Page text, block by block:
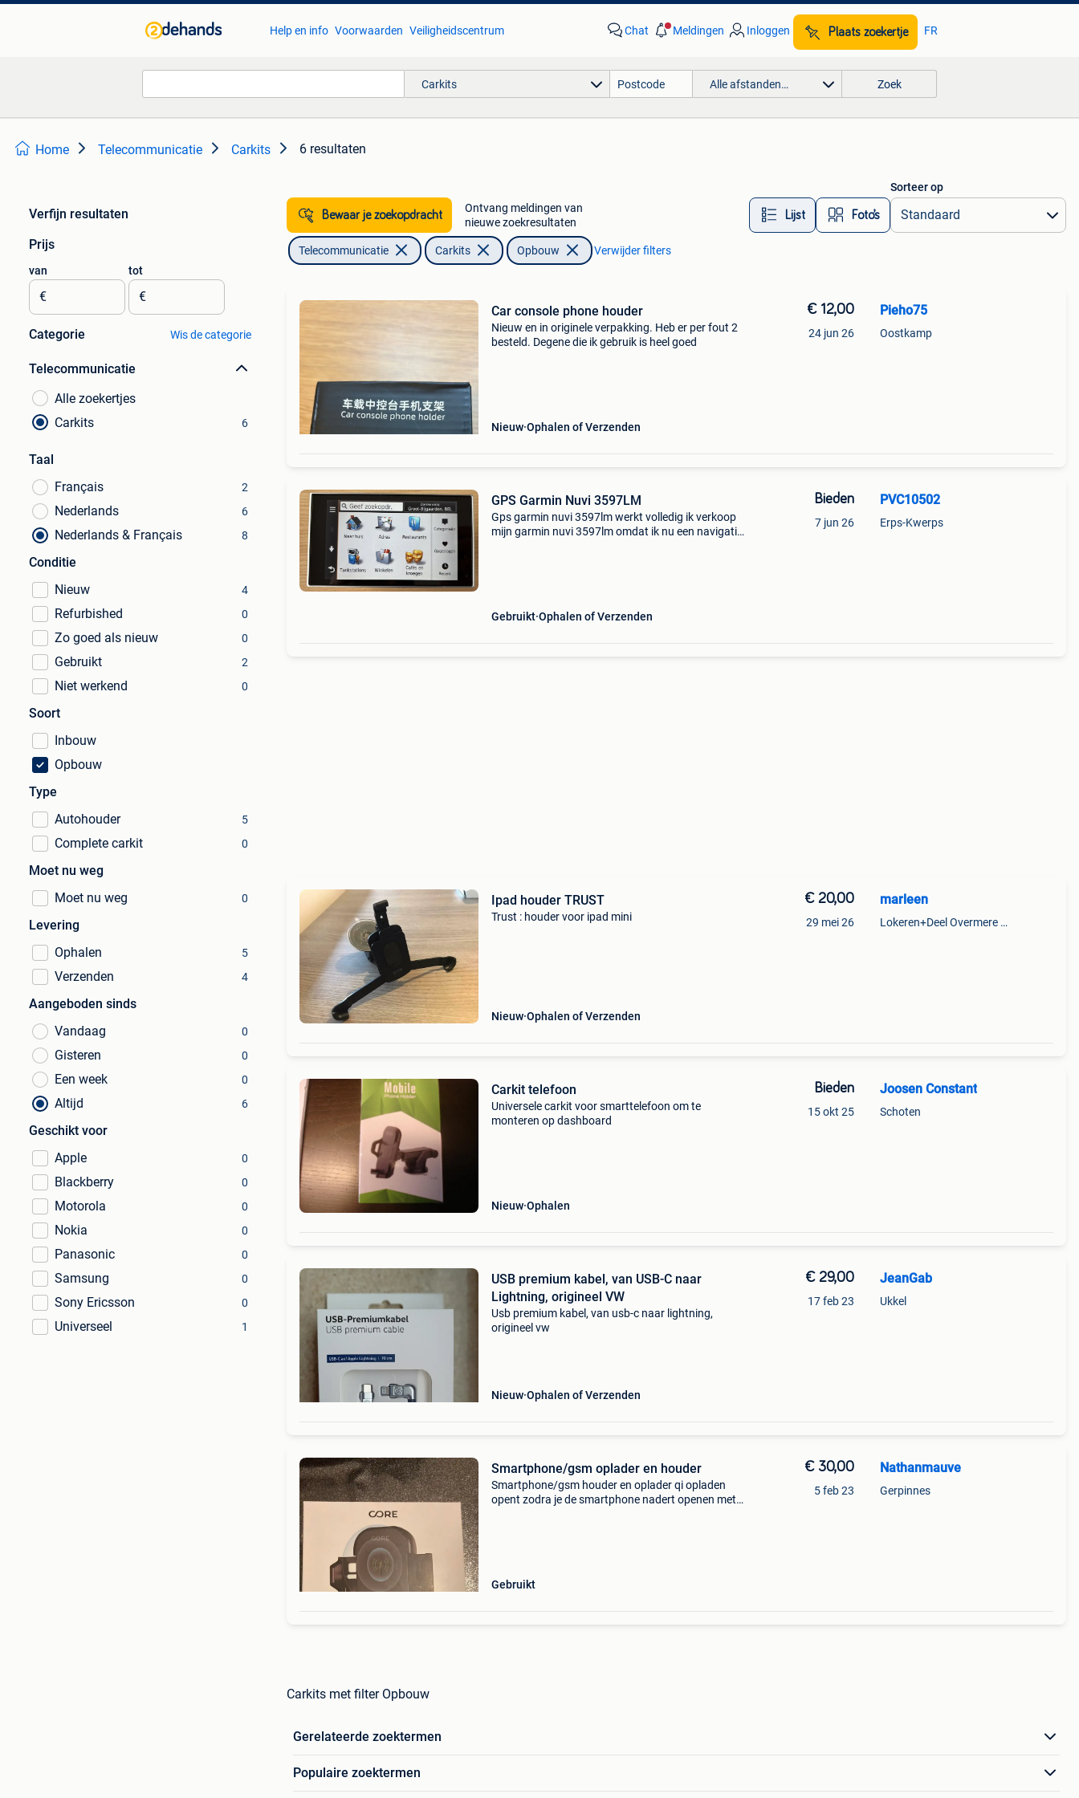
Help en info Voorwaarden Veiligheidscentrum Chat Meldingen Inloggen Plaats zoekertje FR
Carkits Alle afstanden… Zoek
Home Telecommunicatie Carkits 6 resultaten
Verfijn resultaten
Prijs
van
€
tot
€
Categorie Wis de categorie
Telecommunicatie
Alle zoekertjes
Carkits
6
Taal
Français
2
Nederlands 6
Nederlands & Français 8
Conditie
Nieuw
4
Refurbished 0
Zo goed als nieuw 0
Gebruikt 2
Niet werkend 0
Soort
Inbouw
Opbouw
Type
Autohouder
5
Complete carkit 0
Moet nu weg
Moet nu weg
0
Levering
Ophalen
5
Verzenden 4
Aangeboden sinds
Vandaag
0
Gisteren 0
Een week 0
Altijd 6
Geschikt voor
Apple
0
Blackberry 0
Motorola 0
Nokia 0
Panasonic 0
Samsung 0
Sony Ericsson 0
Universeel 1
Bewaar je zoekopdracht
Ontvang meldingen van
nieuwe zoekresultaten
Lijst Foto’s
Sorteer op
Telecommunicatie Carkits Opbouw Verwijder filters
Car console phone houder
Nieuw en in originele verpakking. Heb er per fout 2
besteld. Degene die ik gebruik is heel goed
Nieuw Ophalen of Verzenden
€ 12,00
24 jun 26
Pieho75
Oostkamp
GPS Garmin Nuvi 3597LM
Gps garmin nuvi 3597lm werkt volledig ik verkoop
mijn garmin nuvi 3597lm omdat ik nu een navigatie
Gebruikt Ophalen of Verzenden
Bieden
7 jun 26
PVC10502
Erps-Kwerps
Ipad houder TRUST
Trust : houder voor ipad mini
Nieuw Ophalen of Verzenden
€ 20,00
29 mei 26
marleen
Lokeren+Deel Overmere En Zele
Carkit telefoon
Universele carkit voor smarttelefoon om te
monteren op dashboard
Nieuw Ophalen
Bieden
15 okt 25
Joosen Constant
Schoten
USB premium kabel, van USB-C naar
Lightning, origineel VW
Usb premium kabel, van usb-c naar lightning,
origineel vw
Nieuw Ophalen of Verzenden
€ 29,00
17 feb 23
JeanGab
Ukkel
Smartphone/gsm oplader en houder
Smartphone/gsm houder en oplader qi opladen
opent zodra je de smartphone nadert openen met
Gebruikt
€ 30,00
5 feb 23
Nathanmauve
Gerpinnes
Carkits met filter Opbouw
Gerelateerde zoektermen
Populaire zoektermen